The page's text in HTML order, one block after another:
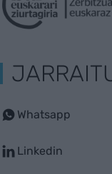
Whatsapp
Linkedin